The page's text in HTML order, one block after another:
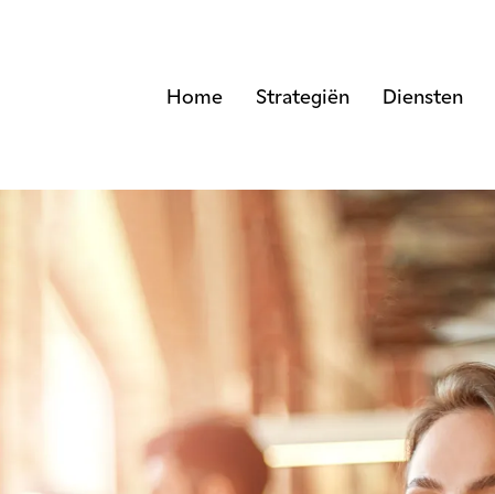
Home Strategiën Diensten